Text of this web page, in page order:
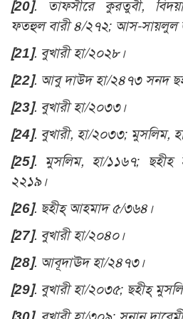
[20]. তাফসীরে কুরতুবী,
ফতহুল বারী ৪/২৭২; আস-সায়লুল
[21]. বুখারী হা/২০২৮।
[22]. আবু দাউদ হা/২৪৭৩ সনদ
[23]. বুখারী হা/২০৩৩।
[24]. বুখারী, হা/২০৩৩; মুসলিম,
[25]. মুসলিম, হা/১১৬৭; ছহীহ
২২১৯।
[26]. ছহীহ্ আহমাদ ৫/৩৬৪।
[27]. বুখারী হা/২০৪০।
[28]. আবূদাঊদ হা/২৪৭৩।
[29]. বুখারী হা/২০৩৫; ছহীহ্